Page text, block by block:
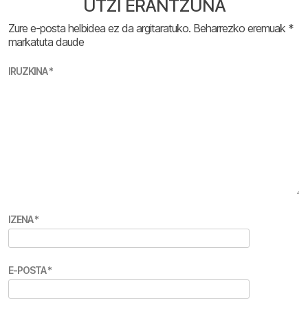
UTZI ERANTZUNA
Zure e-posta helbidea ez da argitaratuko. Beharrezko eremuak *
markatuta daude
IRUZKINA*
IZENA*
E-POSTA*